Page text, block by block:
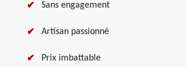
Sans engagement
Artisan passionné
Prix imbattable